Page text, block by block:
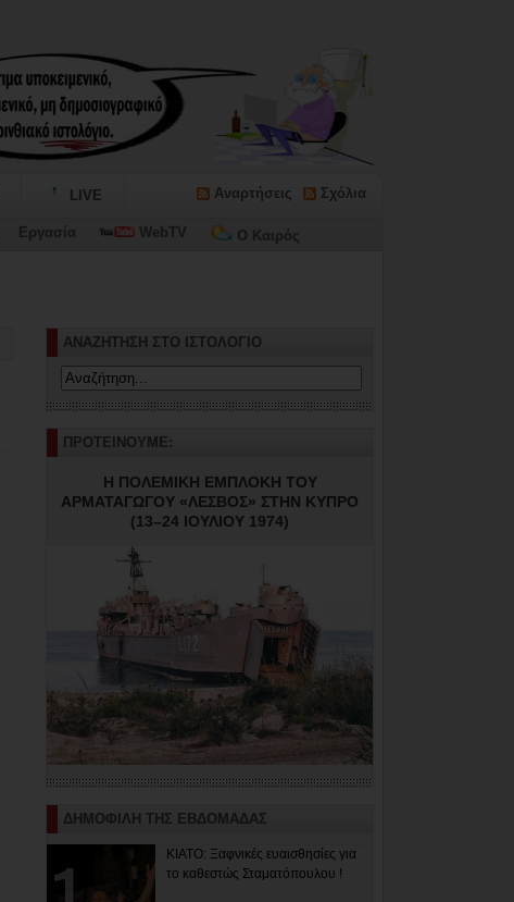
LIVE Αναρτήσεις Σχόλια
Εργασία WebTV Ο Καιρός
ΑΝΑΖΗΤΗΣΗ ΣΤΟ ΙΣΤΟΛΟΓΙΟ
ΠΡΟΤΕΙΝΟΥΜΕ:
Η ΠΟΛΕΜΙΚΗ ΕΜΠΛΟΚΗ ΤΟΥ
ΑΡΜΑΤΑΓΩΓΟΥ «ΛΕΣΒΟΣ» ΣΤΗΝ ΚΥΠΡΟ
(13–24 ΙΟΥΛΙΟΥ 1974)
ΔΗΜΟΦΙΛΗ ΤΗΣ ΕΒΔΟΜΑΔΑΣ
ΚΙΑΤΟ: Ξαφνικές ευαισθησίες για
το καθεστώς Σταματόπουλου !